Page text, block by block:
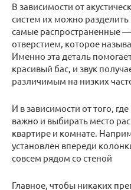
В зависимости от
систем их можно
самые распространенные
отверстием, которое
Именно эта деталь
красивый бас, и звук
различимым на низких
И в зависимости от того,
важно и выбирать место
квартире и комнате.
установлен впереди
совсем рядом со стеной
Главное, чтобы никаких